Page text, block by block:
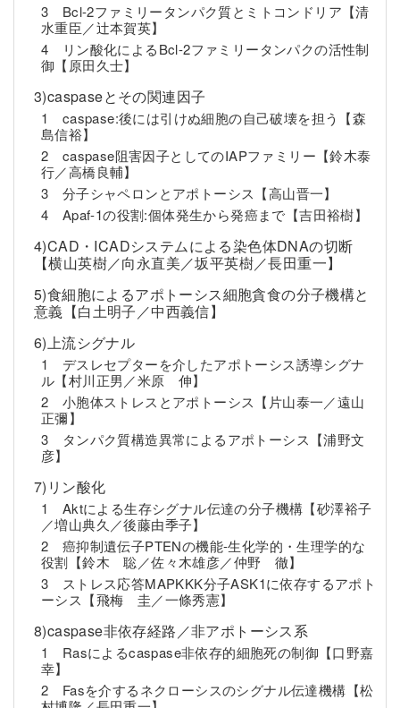
3 Bcl-2ファミリータンパク質とミトコンドリア【清
水重臣／辻本賀英】
4 リン酸化によるBcl-2ファミリータンパクの活性制
御【原田久士】
3)caspaseとその関連因子
1 caspase:後には引けぬ細胞の自己破壊を担う【森
島信裕】
2 caspase阻害因子としてのIAPファミリー【鈴木泰
行／高橋良輔】
3 分子シャペロンとアポトーシス【高山晋一】
4 Apaf-1の役割:個体発生から発癌まで【吉田裕樹】
4)CAD・ICADシステムによる染色体DNAの切断
【横山英樹／向永直美／坂平英樹／長田重一】
5)食細胞によるアポトーシス細胞貪食の分子機構と
意義【白土明子／中西義信】
6)上流シグナル
1 デスレセプターを介したアポトーシス誘導シグナ
ル【村川正男／米原 伸】
2 小胞体ストレスとアポトーシス【片山泰一／遠山
正彌】
3 タンパク質構造異常によるアポトーシス【浦野文
彦】
7)リン酸化
1 Aktによる生存シグナル伝達の分子機構【砂澤裕子
／増山典久／後藤由季子】
2 癌抑制遺伝子PTENの機能-生化学的・生理学的な
役割【鈴木 聡／佐々木雄彦／仲野 徹】
3 ストレス応答MAPKKK分子ASK1に依存するアポト
ーシス【飛梅 圭／一條秀憲】
8)caspase非依存経路／非アポトーシス系
1 Rasによるcaspase非依存的細胞死の制御【口野嘉
幸】
2 Fasを介するネクローシスのシグナル伝達機構【松